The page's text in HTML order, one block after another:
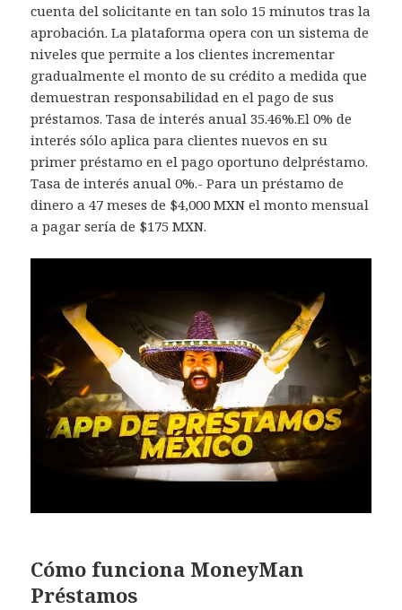
cuenta del solicitante en tan solo 15 minutos tras la
aprobación. La plataforma opera con un sistema de
niveles que permite a los clientes incrementar
gradualmente el monto de su crédito a medida que
demuestran responsabilidad en el pago de sus
préstamos. Tasa de interés anual 35.46%.El 0% de
interés sólo aplica para clientes nuevos en su
primer préstamo en el pago oportuno delpréstamo.
Tasa de interés anual 0%.- Para un préstamo de
dinero a 47 meses de $4,000 MXN el monto mensual
a pagar sería de $175 MXN.
Cómo funciona MoneyMan
Préstamos